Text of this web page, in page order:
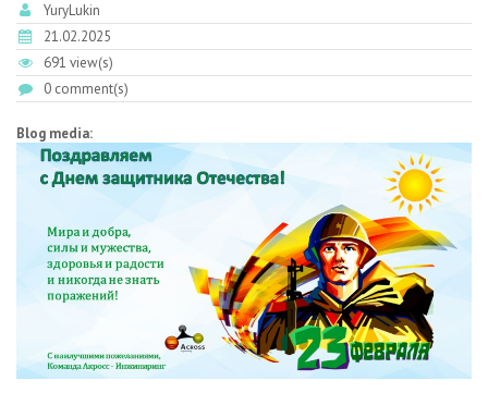
YuryLukin
21.02.2025
691 view(s)
0 comment(s)
Blog media: